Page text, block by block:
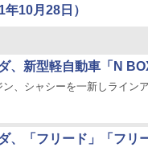
10月28日）
、新型軽自動車「N
ン、シャシーを一新しライン
、「フリード」「フリ